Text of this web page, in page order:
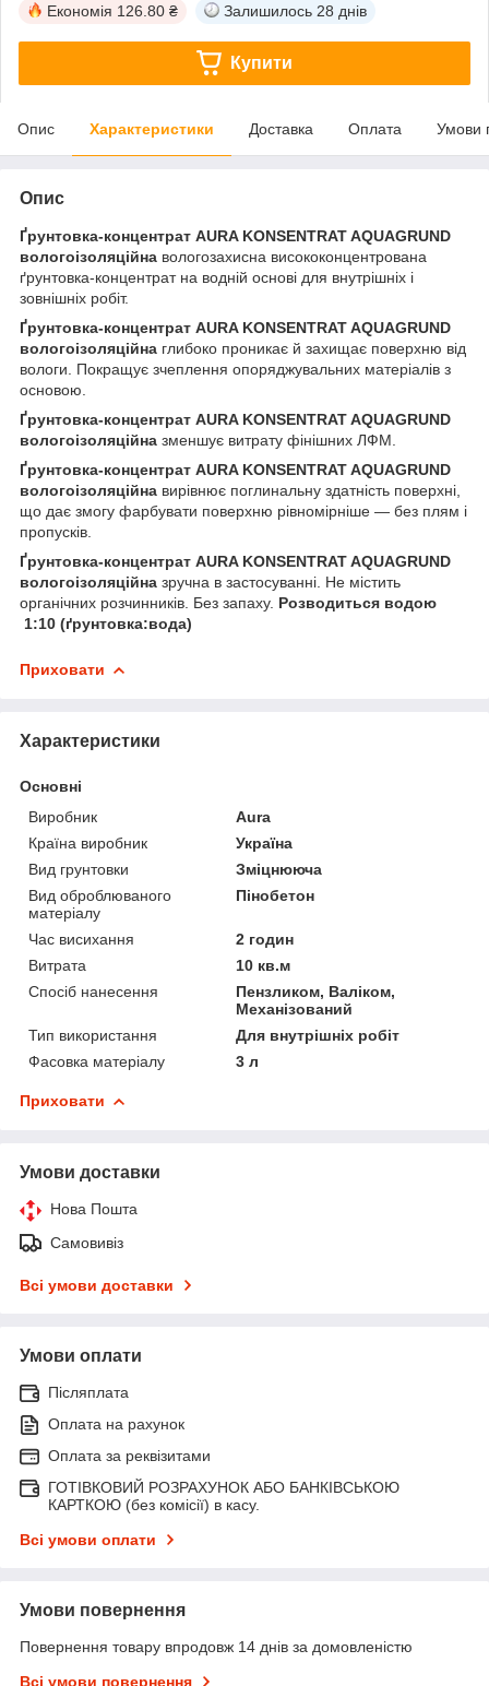
Економія 126.80 ₴ Залишилось 28 днів
Купити
Опис Характеристики Доставка Оплата Умови
Опис
Ґрунтовка-концентрат AURA KONSENTRAT AQUAGRUND
вологоізоляційна вологозахисна висококонцентрована
ґрунтовка-концентрат на водній основі для внутрішніх і
зовнішніх робіт.
Ґрунтовка-концентрат AURA KONSENTRAT AQUAGRUND
вологоізоляційна глибоко проникає й захищає поверхню від
вологи. Покращує зчеплення опоряджувальних матеріалів з
основою.
Ґрунтовка-концентрат AURA KONSENTRAT AQUAGRUND
вологоізоляційна зменшує витрату фінішних ЛФМ.
Ґрунтовка-концентрат AURA KONSENTRAT AQUAGRUND
вологоізоляційна вирівнює поглинальну здатність поверхні,
що дає змогу фарбувати поверхню рівномірніше — без плям і
пропусків.
Ґрунтовка-концентрат AURA KONSENTRAT AQUAGRUND
вологоізоляційна зручна в застосуванні. Не містить
органічних розчинників. Без запаху. Розводиться водою
1:10 (ґрунтовка:вода)
Приховати
Характеристики
Основні
Виробник
Aura
Країна виробник
Україна
Вид грунтовки
Зміцнююча
Вид оброблюваного
матеріалу
Пінобетон
Час висихання
2 годин
Витрата
10 кв.м
Спосіб нанесення
Пензликом, Валіком,
Механізований
Тип використання
Для внутрішніх робіт
Фасовка матеріалу
3 л
Приховати
Умови доставки
Нова Пошта
Самовивіз
Всі умови доставки
Умови оплати
Післяплата
Оплата на рахунок
Оплата за реквізитами
ГОТІВКОВИЙ РОЗРАХУНОК АБО БАНКІВСЬКОЮ
КАРТКОЮ (без комісії) в касу.
Всі умови оплати
Умови повернення
Повернення товару впродовж 14 днів за домовленістю
Всі умови повернення